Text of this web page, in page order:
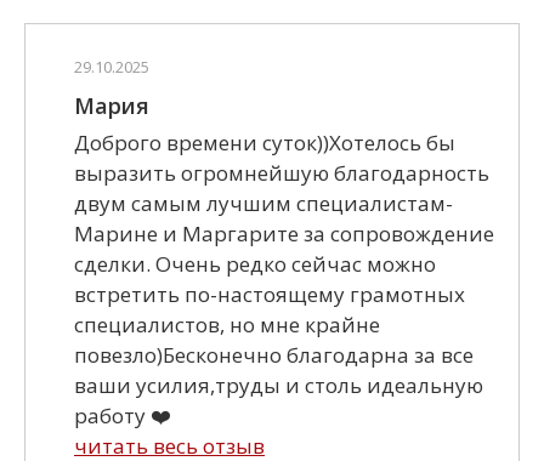
29.10.2025
Мария
Доброго времени суток))Хотелось бы
выразить огромнейшую благодарность
двум самым лучшим специалистам-
Марине и Маргарите за сопровождение
сделки. Очень редко сейчас можно
встретить по-настоящему грамотных
специалистов, но мне крайне
повезло)Бесконечно благодарна за все
ваши усилия,труды и столь идеальную
работу ❤️
читать весь отзыв